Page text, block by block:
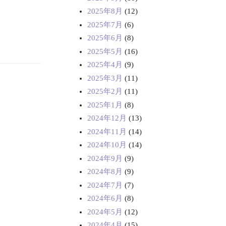
2025年8月 (12)
2025年7月 (6)
2025年6月 (8)
2025年5月 (16)
2025年4月 (9)
2025年3月 (11)
2025年2月 (11)
2025年1月 (8)
2024年12月 (13)
2024年11月 (14)
2024年10月 (14)
2024年9月 (9)
2024年8月 (9)
2024年7月 (7)
2024年6月 (8)
2024年5月 (12)